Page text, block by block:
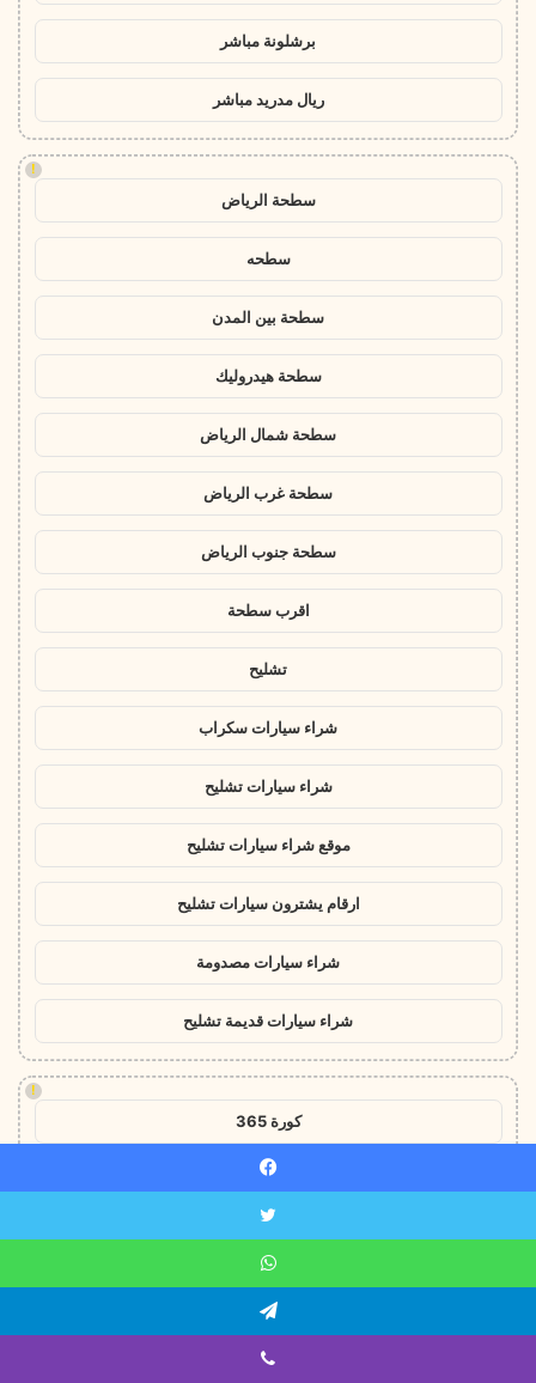
برشلونة مباشر
ريال مدريد مباشر
!
سطحة الرياض
سطحه
سطحة بين المدن
سطحة هيدروليك
سطحة شمال الرياض
سطحة غرب الرياض
سطحة جنوب الرياض
اقرب سطحة
تشليح
شراء سيارات سكراب
شراء سيارات تشليح
موقع شراء سيارات تشليح
ارقام يشترون سيارات تشليح
شراء سيارات مصدومة
شراء سيارات قديمة تشليح
!
كورة 365
كورة سيتي
جول العرب goalarab
يلا لايف
فيسبوك
تويتر
واتساب
تيلقرام